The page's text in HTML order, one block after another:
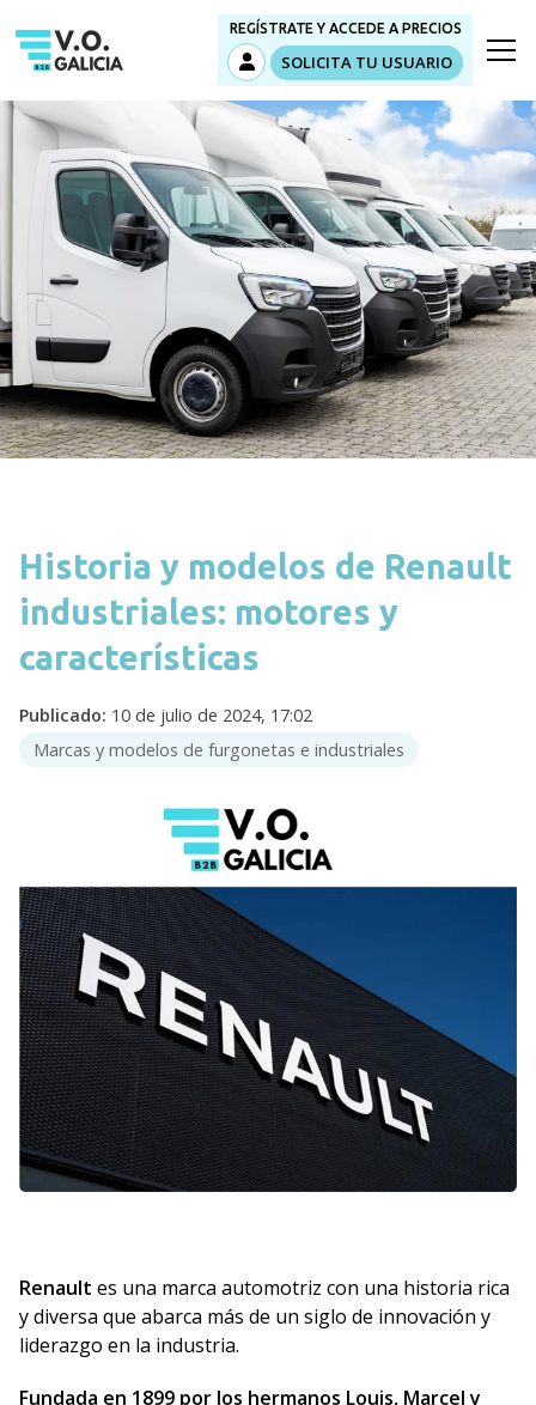
REGÍSTRATE Y ACCEDE A PRECIOS
SOLICITA TU USUARIO
Historia y modelos de Renault
industriales: motores y
características
Publicado: 10 de julio de 2024, 17:02
Marcas y modelos de furgonetas e industriales
Renault es una marca automotriz con una historia rica
y diversa que abarca más de un siglo de innovación y
liderazgo en la industria.
Fundada en 1899 por los hermanos Louis, Marcel y